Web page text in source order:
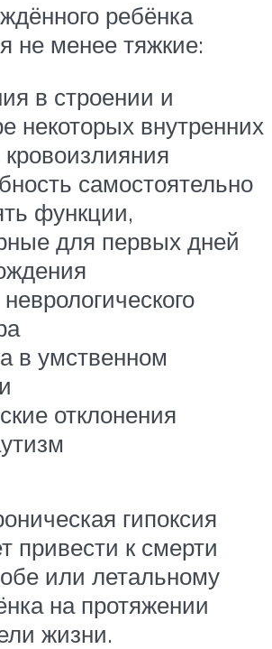
ребёнка
не менее тяжкие:
в строении и
некоторых внутренних
кровоизлияния
самостоятельно
функции,
для первых дней
в умственном
отклонения
гипоксия
привести к смерти
или летальному
на протяжении
жизни.